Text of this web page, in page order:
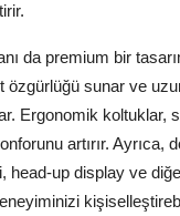
da premium bir
özgürlüğü sunar ve
Ergonomik koltuklar,
artırır. Ayrıca,
head-up display ve